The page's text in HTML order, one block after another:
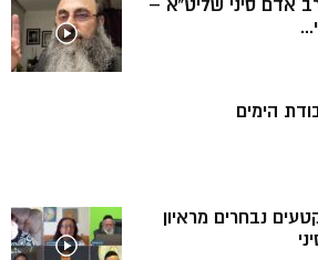
אדם סיני שליט”א –
הימים
נבחרים מראיון